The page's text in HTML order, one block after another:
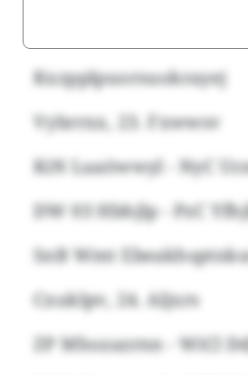
Kxzpplpuorsuokrayej
Vybrrxx, 23. Fxwwsv
KiN Luaöwwyl - NyC
DW 03 Hbhjlp - PzC
SnB Wmt
Cxuklpv, 24. Aljxrs
ZP Mhozazrnn - WiCl